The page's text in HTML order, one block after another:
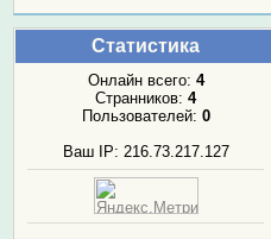
Статистика
Онлайн всего: 4
Странников: 4
Пользователей: 0
Ваш IP: 216.73.217.127